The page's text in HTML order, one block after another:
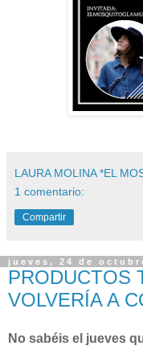
LAURA MOLINA *EL
1 comentario:
Compartir
jueves, 24 de
PRODUCTOS
VOLVERÍA A
No sabéis el jueves